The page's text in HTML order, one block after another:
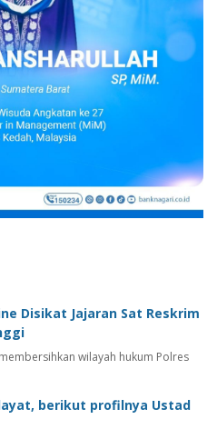
Disikat Jajaran Sat Reskrim
wilayah hukum Polres
berikut profilnya Ustad